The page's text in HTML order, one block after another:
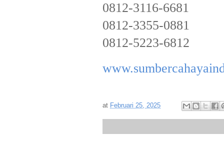
0812-3116-6681
0812-3355-0881
0812-5223-6812
at Februari 25, 2025